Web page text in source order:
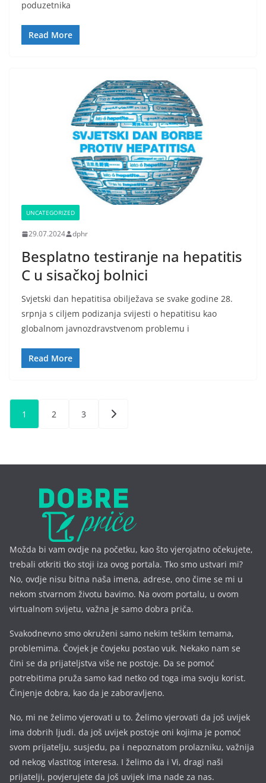
poduzetnika
Read More
UNCATEGORIZED
29.07.2024 dphr
Besplatno testiranje na hepatitis
C u sisačkoj bolnici
Svjetski dan hepatitisa obilježava se svake godine 28.
srpnja s ciljem podizanja svijesti o hepatitisu kao
globalnom javnozdravstvenom problemu i
Read More
Brojevi
stranica
objava
1 2 3
Možda bi vam ovdje na početku, kao što vjerojatno očekujete,
trebali otkriti tko stoji iza ovog portala. Tko smo ustvari mi?
No, ovdje nisu bitna naša imena, adrese, ono čime se mi u
nekom stvarnom životu bavimo. Na ovom portalu, u ovom
virtualnom svijetu, važna je samo dobra priča.
Svakodnevno smo okruženi samo nekim teškim temama,
problemima. Čovjek je čovjeku postao vuk. Nekako nam se
čini se da prijateljstva više ne postoje. Da se pomoć
potrebitima pruža samo kad netko od toga ima svoju korist.
Činjenje dobra, kao da je zaboravljeno.
No, mi ne želimo vjerovati u to. Želimo vjerovati da još uvijek
ima dobrih ljudi. da još uvijek postoje oni kojima je pomoć
svom prijatelju, susjedu, pa i nepoznatom prolazniku, važnija
od nekog vlastitog interesa. I želimo da i Vi, dragi naši
prijatelji, povjerujete da još uvijek ima nade za nas.